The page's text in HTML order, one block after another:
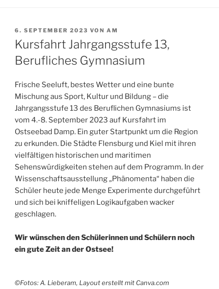
VERÖFFENTLICHT
AM
6. SEPTEMBER 2023 VON AM
Kursfahrt Jahrgangsstufe 13,
Berufliches Gymnasium
Frische Seeluft, bestes Wetter und eine bunte
Mischung aus Sport, Kultur und Bildung – die
Jahrgangsstufe 13 des Beruflichen Gymnasiums ist
vom 4.-8. September 2023 auf Kursfahrt im
Ostseebad Damp. Ein guter Startpunkt um die Region
zu erkunden. Die Städte Flensburg und Kiel mit ihren
vielfältigen historischen und maritimen
Sehenswürdigkeiten stehen auf dem Programm. In der
Wissenschaftsausstellung „Phänomenta“ haben die
Schüler heute jede Menge Experimente durchgeführt
und sich bei kniffeligen Logikaufgaben wacker
geschlagen.
Wir wünschen den Schülerinnen und Schülern noch
ein gute Zeit an der Ostsee!
©Fotos: A. Lieberam, Layout erstellt mit Canva.com